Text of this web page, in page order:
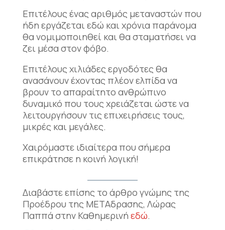
Επιτέλους ένας αριθμός μεταναστών που
ήδη εργάζεται εδώ και χρόνια παράνομα
θα νομιμοποιηθεί και θα σταματήσει να
ζει μέσα στον φόβο.
Επιτέλους χιλιάδες εργοδότες θα
ανασάνουν έχοντας πλέον ελπίδα να
βρουν το απαραίτητο ανθρώπινο
δυναμικό που τους χρειάζεται ώστε να
λειτουργήσουν τις επιχειρήσεις τους,
μικρές και μεγάλες.
Χαιρόμαστε ιδιαίτερα που σήμερα
επικράτησε η κοινή λογική!
Διαβάστε επίσης το άρθρο γνώμης της
Προέδρου της ΜΕΤΑδρασης, Λώρας
Παππά στην Καθημερινή εδώ.